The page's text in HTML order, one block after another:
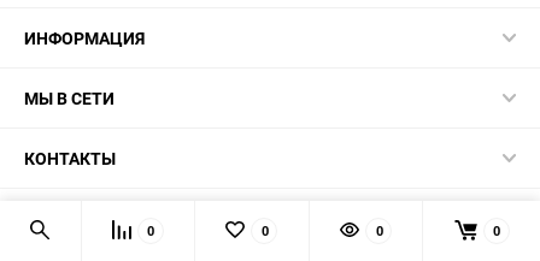
ИНФОРМАЦИЯ
МЫ В СЕТИ
КОНТАКТЫ
© 2026 TK5.RU
0 0 0 0